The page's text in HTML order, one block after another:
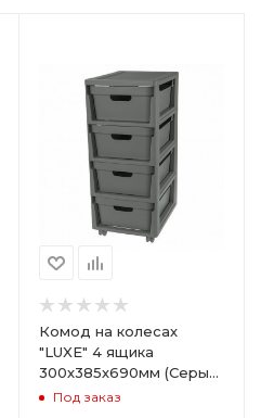
Комод на колесах
"LUXE" 4 ящика
300х385х690мм (Серый)
ARD258086
Под заказ